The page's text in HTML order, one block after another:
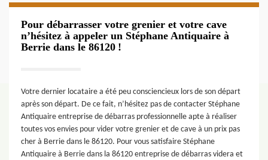
Pour débarrasser votre grenier et votre cave
n’hésitez à appeler un Stéphane Antiquaire à
Berrie dans le 86120 !
Votre dernier locataire a été peu consciencieux lors de son départ
après son départ. De ce fait, n’hésitez pas de contacter Stéphane
Antiquaire entreprise de débarras professionnelle apte à réaliser
toutes vos envies pour vider votre grenier et de cave à un prix pas
cher à Berrie dans le 86120. Pour vous satisfaire Stéphane
Antiquaire à Berrie dans la 86120 entreprise de débarras videra et